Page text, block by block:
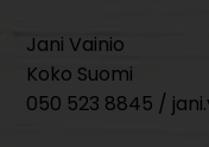
Jani Vainio
Koko Suomi
050 523 8845 /